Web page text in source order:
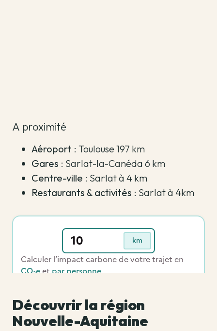
A proximité
Aéroport : Toulouse 197 km
Gares : Sarlat-la-Canéda 6 km
Centre-ville : Sarlat à 4 km
Restaurants & activités : Sarlat à 4km
Découvrir la région
Nouvelle-Aquitaine